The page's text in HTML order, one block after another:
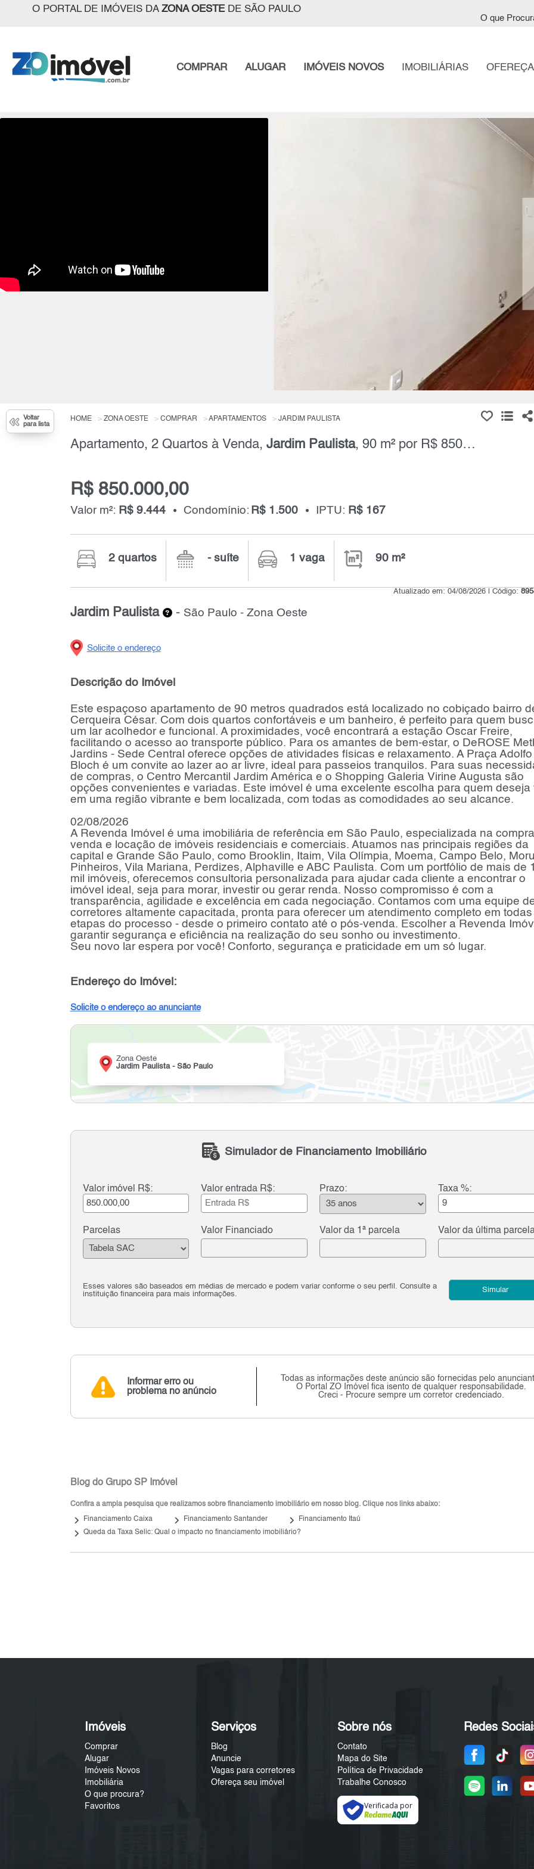
O PORTAL DE IMÓVEIS DA ZONA OESTEDE SÃO PAULO
O que
COMPRAR ALUGAR IMÓVEIS NOVOS IMOBILIÁRIAS
Voltar
para lista
HOME ZONA OESTE COMPRAR APARTAMENTOS JARDIM PAULISTA
Apartamento, 2 Quartos à Venda, Jardim Paulista, 90 m² por R$ 850.000,00
R$ 850.000,00
Valor m²: R$ 9.444 Condomínio: R$ 1.500 IPTU: R$ 167
2 quartos - suíte 1 vaga 90 m²
Atualizado em: 04/08/2026 | Código:
Jardim Paulista - São Paulo - Zona Oeste
Solicite o endereço
Descrição do Imóvel
Este espaçoso apartamento de 90 metros quadrados está localizado no cobiçado bairro
Cerqueira César. Com dois quartos confortáveis e um banheiro, é perfeito para quem
um lar acolhedor e funcional. A proximidades, você encontrará a estação Oscar Freire,
facilitando o acesso ao transporte público. Para os amantes de bem-estar, o DeROSE
Jardins - Sede Central oferece opções de atividades físicas e relaxamento. A Praça Adolfo
Bloch é um convite ao lazer ao ar livre, ideal para passeios tranquilos. Para suas
de compras, o Centro Mercantil Jardim América e o Shopping Galeria Virine Augusta são
opções convenientes e variadas. Este imóvel é uma excelente escolha para quem deseja
em uma região vibrante e bem localizada, com todas as comodidades ao seu alcance.
02/08/2026
A Revenda Imóvel é uma imobiliária de referência em São Paulo, especializada na
venda e locação de imóveis residenciais e comerciais. Atuamos nas principais regiões da
capital e Grande São Paulo, como Brooklin, Itaim, Vila Olímpia, Moema, Campo Belo,
Pinheiros, Vila Mariana, Perdizes, Alphaville e ABC Paulista. Com um portfólio de mais de
mil imóveis, oferecemos consultoria personalizada para ajudar cada cliente a encontrar o
imóvel ideal, seja para morar, investir ou gerar renda. Nosso compromisso é com a
transparência, agilidade e excelência em cada negociação. Contamos com uma equipe
corretores altamente capacitada, pronta para oferecer um atendimento completo em
etapas do processo - desde o primeiro contato até o pós-venda. Escolher a Revenda
garantir segurança e eficiência na realização do seu sonho ou investimento.
Seu novo lar espera por você! Conforto, segurança e praticidade em um só lugar.
Endereço do Imóvel:
Solicite o endereço ao anunciante
Zona Oeste
Jardim Paulista - São Paulo
Simulador de Financiamento Imobiliário
Valor imóvel R$: Valor entrada R$: Prazo: Taxa %:
Parcelas Valor Financiado Valor da 1ª parcela Valor da última
Esses valores são baseados em médias de mercado e podem variar conforme o seu perfil. Consulte a
instituição financeira para mais informações.
Simular
Informar erro ou
problema no anúncio
Todas as informações deste anúncio são fornecidas pelo
O Portal ZO Imóvel fica isento de qualquer responsabilidade.
Creci - Procure sempre um corretor credenciado.
Blog do Grupo SP Imóvel
Confira a ampla pesquisa que realizamos sobre financiamento imobiliário em nosso blog. Clique nos links abaixo:
keyboard_arrow_right Financiamento Caixa keyboard_arrow_right Financiamento Santander keyboard_arrow_right Financiamento Itaú
keyboard_arrow_right Queda da Taxa Selic: Qual o impacto no financiamento imobiliário?
Imóveis
Comprar
Alugar
Imóveis Novos
Imobiliária
O que procura?
Favoritos
Serviços
Blog
Anuncie
Vagas para corretores
Ofereça seu imóvel
Sobre nós
Contato
Mapa do Site
Política de Privacidade
Trabalhe Conosco
Verificada por
Redes